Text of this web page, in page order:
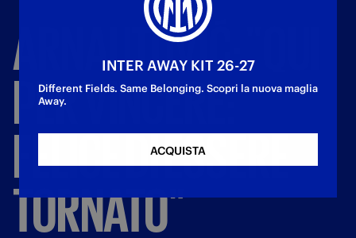
ARNAUTOVIĆ:"QUI
PERVINCERE:
FELICEDIESSERE
TORNATO"
INTER AWAY KIT 26-27
Different Fields. Same Belonging. Scopri la nuova maglia
Away.
ACQUISTA